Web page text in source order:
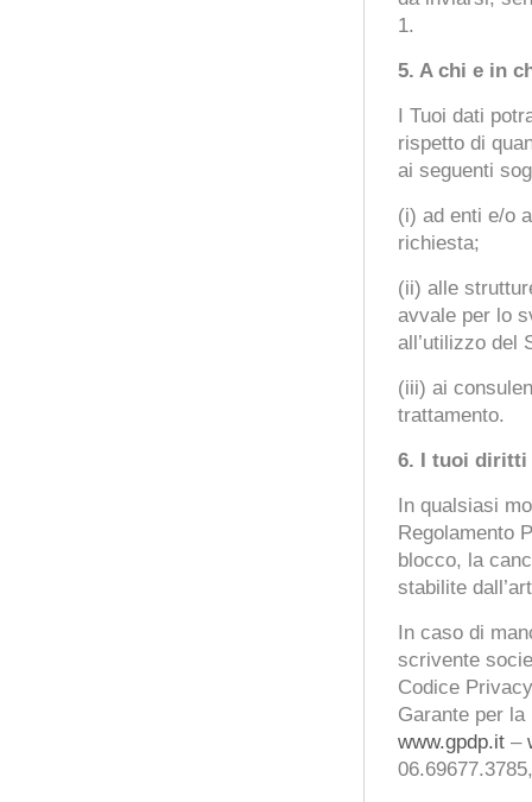
1.
5. A chi e in
I Tuoi dati
rispetto di
ai seguenti
(i) ad enti e/o
richiesta;
(ii) alle
avvale per lo
all’utilizzo del
(iii) ai
trattamento.
6. I tuoi diritti
In qualsiasi
Regolamento
blocco, la
stabilite
In caso di
scrivente
Codice
Garante per
www.gpdp.it –